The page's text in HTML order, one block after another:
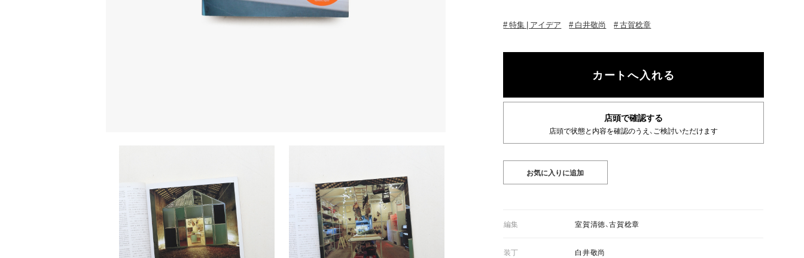
特集 | アイデア 白井敬尚 古賀稔章
店頭で確認する
店頭で状態と内容を確認のうえ、ご検討いただけます
01編集 室賀清徳、古賀稔章
02装丁 白井敬尚